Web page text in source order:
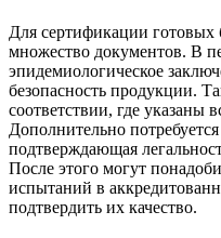
Для сертификации готовых
множество документов. В
эпидемиологическое
безопасность продукции.
соответствии, где указаны
Дополнительно
подтверждающая
После этого могут
испытаний в
подтвердить их качество.